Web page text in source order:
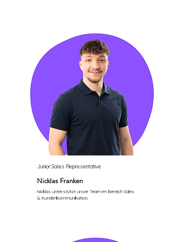
Junior Sales Representative
Nicklas Franken
Nicklas unterstützt unser Team im Bereich Sales
& Kundenkommunikation.